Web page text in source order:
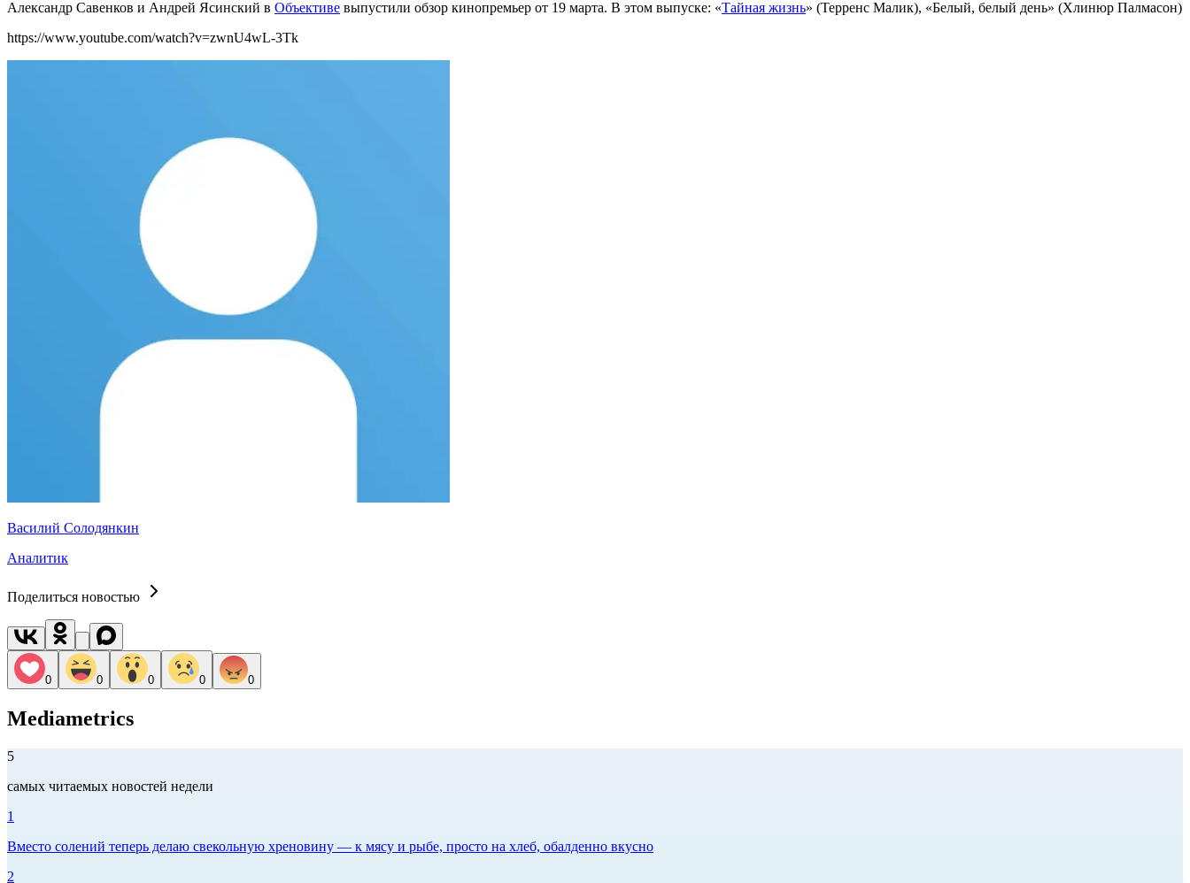
Александр Савенков и Андрей Ясинский в Объективе выпустили обзор кинопремьер от 19 марта. В этом выпуске: «Тайная жизнь» (Терренс Малик), «Белый, белый день» (Хлинюр Палмасон)
https://www.youtube.com/watch?v=zwnU4wL-3Tk
Василий Солодянкин
Аналитик
Поделиться новостью
0 0 0 0 0
Mediametrics
5
самых читаемых новостей недели
1
Вместо солений теперь делаю свекольную хреновину — к мясу и рыбе, просто на хлеб, обалденно вкусно
2